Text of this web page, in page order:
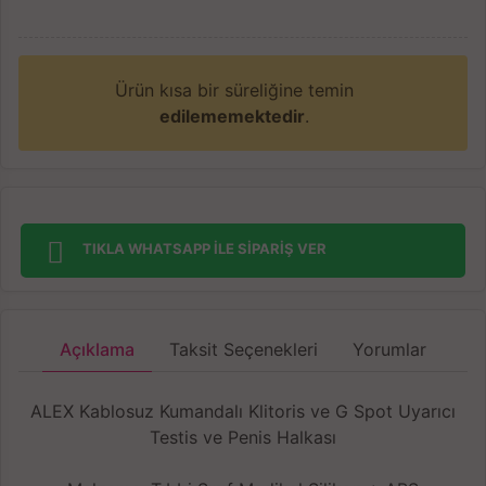
Ürün kısa bir süreliğine temin
edilememektedir.
TIKLA WHATSAPP İLE SİPARİŞ VER
Açıklama Taksit Seçenekleri Yorumlar
ALEX Kablosuz Kumandalı Klitoris ve G Spot Uyarıcı
Testis ve Penis Halkası